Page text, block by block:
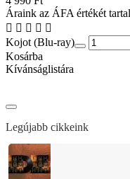
Áraink az ÁFA értékét
Kojot (Blu-ray)
Kosárba
Kívánságlistára
Legújabb cikkeink